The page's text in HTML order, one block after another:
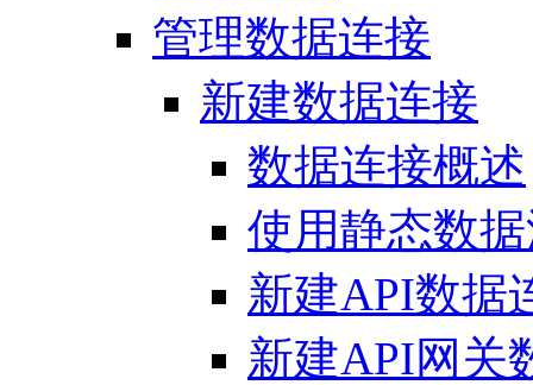
管理数据连接
新建数据连接
数据连接概述
使用静态数
新建API数据
新建API网关